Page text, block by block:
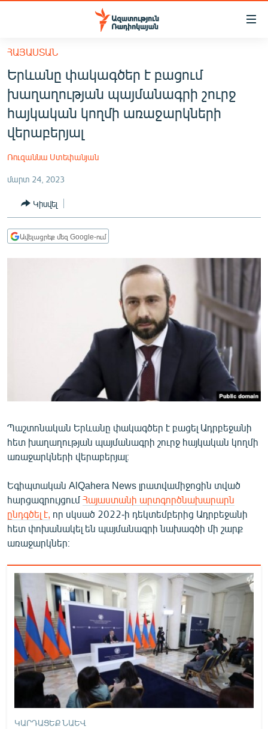
Մատչելիության
հիմնական
բովանդակությանը
Անցնել
հիմնական
մենյուին
Որոնում
ՀԱՅԱՍՏԱՆ
ՔԱՂԱՔԱԿԱՆ
ԸՆՏՐՈՒԹՅՈՒՆՆԵՐ 2026
ՊԱՏԵՐԱԶՄԻ 6 ՇԱԲԱԹՆԵՐԸ
ՏԱՐԱԾԱՇՐՋԱՆ
ՄԵԿՆԱԲԱՆՈՒԹՅՈՒՆ
ՏՏ ԵՒ ԻՆՏԵՐՆԵՏ
ԿՈՐՈՆԱՎԻՐՈՒՍ
ՏԵՍԱՆՅՈՒԹԵՐ
ԲԱՆԱՎԵՃ
ՓՈԴՔԱՍԹ
Հայերեն
English
Русский
ՀԵՏԵՎԵՔ ՄԵԶ
«Ազատության» բոլոր կայքերը
ՀԱՅԱՍՏԱՆ
Երևանը փակագծեր է բացում
խաղաղության պայմանագրի շուրջ
հայկական կողմի առաջարկների
վերաբերյալ
Ռուզաննա Ստեփանյան
մարտ 24, 2023
Կիսվել
Ավելացրեք մեզ Google-ում
Պաշտոնական Երևանը փակագծեր է բացել Ադրբեջանի
հետ խաղաղության պայմանագրի շուրջ հայկական կողմի
առաջարկների վերաբերյալ։
Եգիպտական AlQahera News լրատվամիջոցին տված
հարցազրույցում Հայաստանի արտգործնախարարն
ընդգծել է, որ սկսած 2022-ի դեկտեմբերից Ադրբեջանի
հետ փոխանակել են պայմանագրի նախագծի մի շարք
առաջարկներ։
ԿԱՐԴԱՑԵՔ ՆԱԵՎ